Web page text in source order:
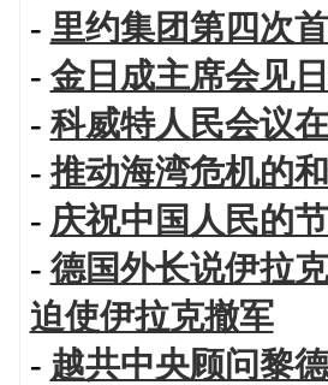
- 里约集团第四次
- 金日成主席会见
- 科威特人民会议
-推动海湾危机的
- 庆祝中国人民的
- 德国外长说伊拉
迫使伊拉克撤军
- 越共中央顾问黎